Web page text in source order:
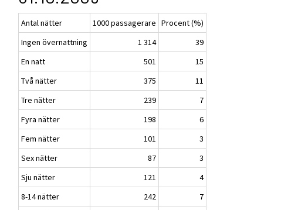
Antal nätter 1000 passagerare Procent (%)
Ingen övernattning
1 314
39
En natt
501
15
Två nätter
375
11
Tre nätter
239
7
Fyra nätter
198
6
Fem nätter
101
3
Sex nätter
87
3
Sju nätter
121
4
8-14 nätter
242
7